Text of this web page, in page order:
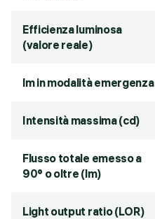
Efficienza luminosa
(valore reale)
lm in modalità emergenza
Intensità massima (cd)
Flusso totale emesso a
90° o oltre (lm)
Light output ratio (LOR)